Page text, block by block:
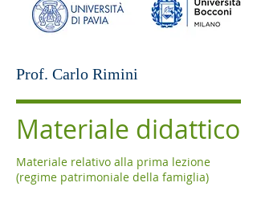
Prof. Carlo Rimini
Materiale didattico
Materiale relativo alla prima lezione
(regime patrimoniale della famiglia)